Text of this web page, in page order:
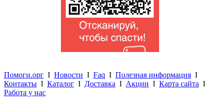
Помоги.орг I Новости I Faq I Полезная информация I
Контакты I Каталог I Доставка I Акции I Карта сайта I
Работа у нас